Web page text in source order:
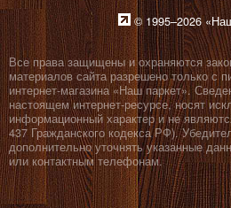
© 1995–2026
Все права защищены и охраняются
материалов сайта разрешено только с
интернет-магазина «Наш паркет».
настоящем интернет-ресурсе, носят
информационный характер и не
437 Гражданского кодекса РФ).
дополнительно уточнять указанные
или контактным телефонам.